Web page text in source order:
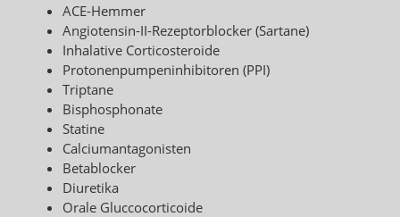
ACE-Hemmer
Angiotensin-II-Rezeptorblocker (Sartane)
Inhalative Corticosteroide
Protonenpumpeninhibitoren (PPI)
Triptane
Bisphosphonate
Statine
Calciumantagonisten
Betablocker
Diuretika
Orale Gluccocorticoide